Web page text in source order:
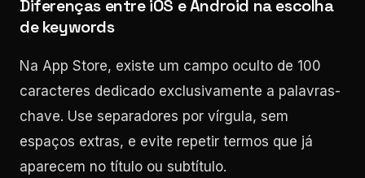
Diferenças entre iOS e Android na escolha
de keywords
Na App Store, existe um campo oculto de 100
caracteres dedicado exclusivamente a palavras-
chave. Use separadores por vírgula, sem
espaços extras, e evite repetir termos que já
aparecem no título ou subtítulo.